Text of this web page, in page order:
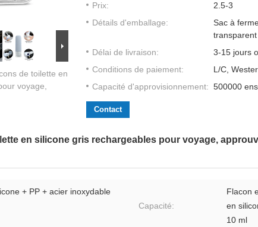
de toilette en
voyage,
Prix:
2.5-3
Détails d'emballage:
Sac à
transparent
Délai de livraison:
3-15 jours
Conditions de paiement:
L/C,
Capacité d'approvisionnement: 500000
Contact
en silicone gris rechargeables pour voyage,
+ PP + acier inoxydable
Capacité:
Flacon
en
10 ml